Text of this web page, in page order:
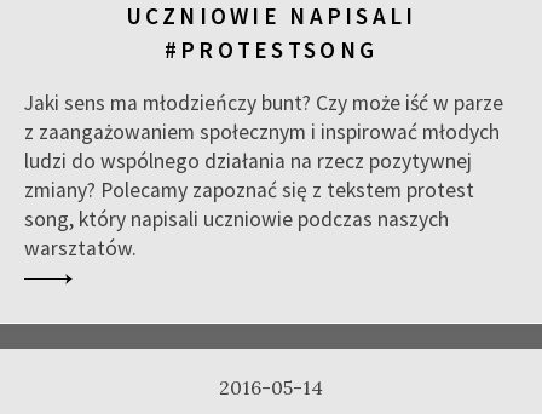
UCZNIOWIE NAPISALI
#PROTESTSONG
Jaki sens ma młodzieńczy bunt? Czy może iść w parze
z zaangażowaniem społecznym i inspirować młodych
ludzi do wspólnego działania na rzecz pozytywnej
zmiany? Polecamy zapoznać się z tekstem protest
song, który napisali uczniowie podczas naszych
warsztatów.
2016-05-14